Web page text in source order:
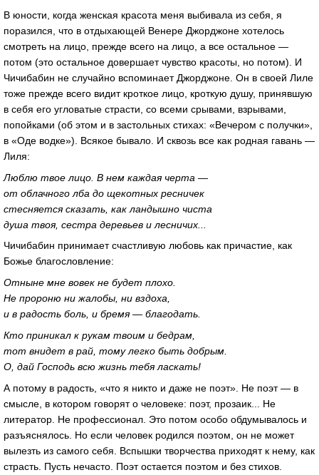
В юности, когда женская красота меня выбивала из себя, я
поразился, что в отдыхающей Венере Джорджоне хотелось
смотреть на лицо, прежде всего на лицо, а все остальное —
потом (это остальное довершает чувство красоты, но потом). И
Чичибабин не случайно вспоминает Джорджоне. Он в своей Лиле
тоже прежде всего видит кроткое лицо, кроткую душу, принявшую
в себя его угловатые страсти, со всеми срывами, взрывами,
попойками (об этом и в застольных стихах: «Вечером с получки»,
в «Оде водке»). Всякое бывало. И сквозь все как родная гавань —
Лиля:
Люблю твое лицо. В нем каждая черта —
от облачного лба до щекотных ресничек
стесняется сказать, как ландышно чиста
душа твоя, сестра деревьев и лесничих...
Чичибабин принимает счастливую любовь как причастие, как
Божье благословление:
Отныне мне вовек не будет плохо.
Не пророню ни жалобы, ни вздоха,
и в радость боль, и бремя — благодать.
Кто приникал к рукам твоим и бедрам,
тот внидет в рай, тому легко быть добрым.
О, дай Господь всю жизнь тебя ласкать!
А потому в радость, «что я никто и даже не поэт». Не поэт — в
смысле, в котором говорят о человеке: поэт, прозаик... Не
литератор. Не профессионал. Это потом особо обдумывалось и
разъяснялось. Но если человек родился поэтом, он не может
вылезть из самого себя. Вспышки творчества приходят к нему, как
страсть. Пусть не­часто. Поэт остается поэтом и без стихов.